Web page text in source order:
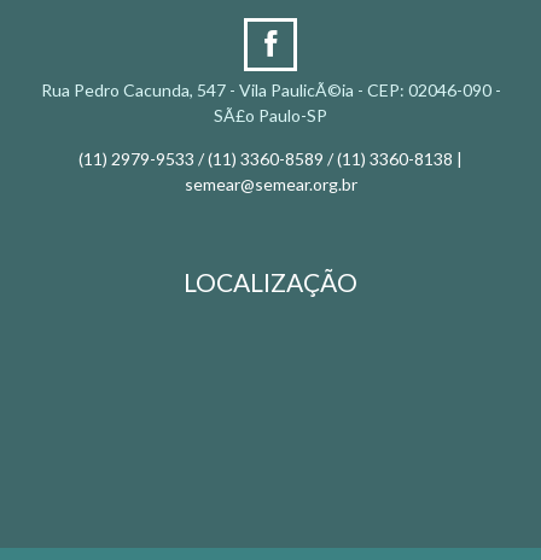
Rua Pedro Cacunda, 547 - Vila PaulicÃ©ia - CEP: 02046-090 -
SÃ£o Paulo-SP
(11) 2979-9533 / (11) 3360-8589 / (11) 3360-8138 |
semear@semear.org.br
LOCALIZAÇÃO